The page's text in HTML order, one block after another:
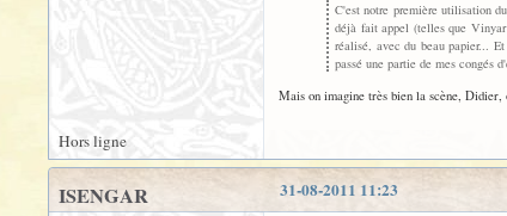
C'est notre première utilisation
déjà fait appel (telles que
réalisé, avec du beau papier...
passé une partie de mes congés
Mais on imagine très bien la scène,
Hors ligne
31-08-2011 11:23
ISENGAR